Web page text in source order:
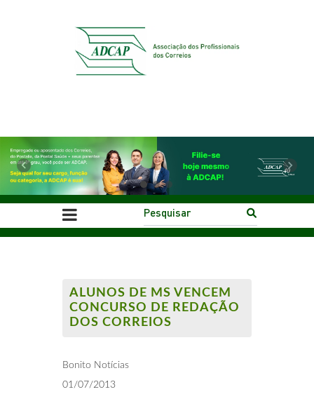
Previous Next
ALUNOS DE MS VENCEM
CONCURSO DE REDAÇÃO
DOS CORREIOS
Bonito Notícias
01/07/2013